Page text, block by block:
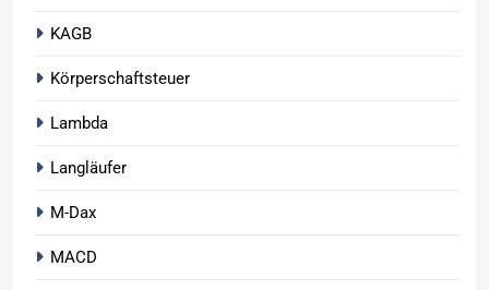
KAGB
Körperschaftsteuer
Lambda
Langläufer
M-Dax
MACD